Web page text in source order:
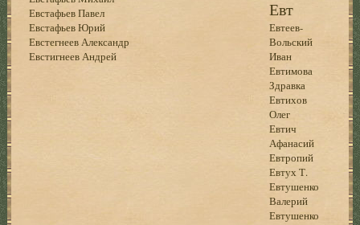
Евстафьев Павел
Евстафьев Юрий
Евстегнеев Александр
Евстигнеев Андрей
Евт
Евтеев-
Вольский
Иван
Евтимова
Здравка
Евтихов
Олег
Евтич
Афанасий
Евтропий
Евтух Т.
Евтушенко
Валерий
Евтушенко